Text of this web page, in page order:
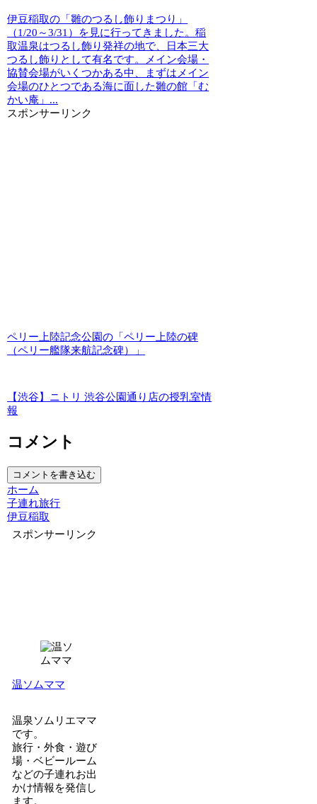
伊豆稲取の「雛のつるし飾りまつり」
（1/20～3/31）を見に行ってきました。稲
取温泉はつるし飾り発祥の地で、日本三大
つるし飾りとして有名です。メイン会場・
協賛会場がいくつかある中、まずはメイン
会場のひとつである海に面した雛の館「む
かい庵」...
スポンサーリンク
ペリー上陸記念公園の「ペリー上陸の碑
（ペリー艦隊来航記念碑）」
【渋谷】ニトリ 渋谷公園通り店の授乳室情
報
コメント
コメントを書き込む
ホーム
子連れ旅行
伊豆稲取
スポンサーリンク
温ソムママ
温泉ソムリエママ
です。
旅行・外食・遊び
場・ベビールーム
などの子連れお出
かけ情報を発信し
ます。